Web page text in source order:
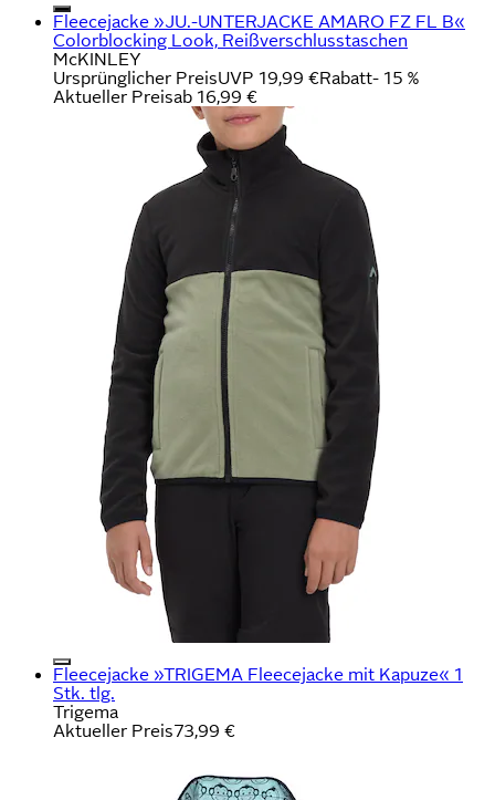
Fleecejacke »JU.-UNTERJACKE AMARO FZ FL B«
Colorblocking Look, Reißverschlusstaschen
McKINLEY
Ursprünglicher PreisUVP 19,99 €Rabatt- 15 %
Aktueller Preisab 16,99 €
Fleecejacke »TRIGEMA Fleecejacke mit Kapuze« 1
Stk. tlg.
Trigema
Aktueller Preis73,99 €